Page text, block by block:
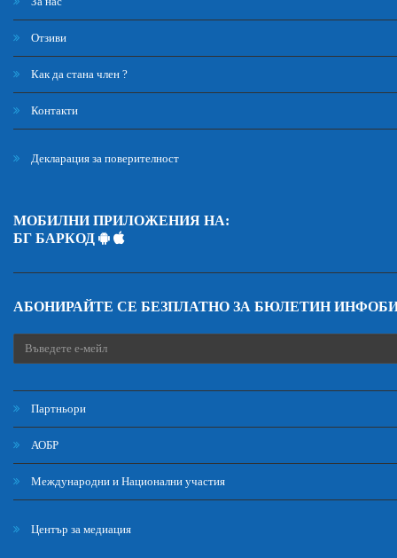
Отзиви
Как да стана член ?
Контакти
Декларация за поверителност
МОБИЛНИ ПРИЛОЖЕНИЯ НА:
БГ БАРКОД
АБОНИРАЙТЕ СЕ БЕЗПЛАТНО ЗА БЮЛЕТИН
Партньори
АОБР
Международни и Национални участия
Център за медиация